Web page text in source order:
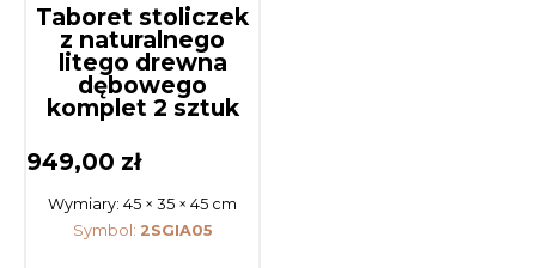
Taboret stoliczek
z naturalnego
litego drewna
dębowego
komplet 2 sztuk
949,00 zł
Wymiary:45 × 35 × 45 cm
Symbol: 2SGIA05